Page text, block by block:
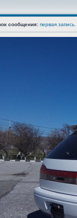
сообщения: первая